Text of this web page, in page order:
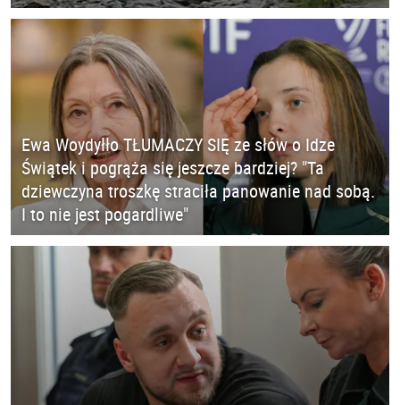
Ewa Woydyłło TŁUMACZY SIĘ ze słów o Idze
Świątek i pogrąża się jeszcze bardziej? "Ta
dziewczyna troszkę straciła panowanie nad sobą.
I to nie jest pogardliwe"